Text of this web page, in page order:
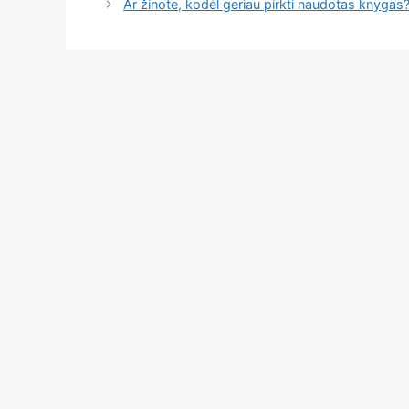
Ar žinote, kodėl geriau pirkti naudotas